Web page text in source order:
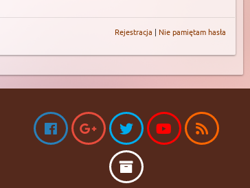
Rejestracja | Nie pamiętam hasła